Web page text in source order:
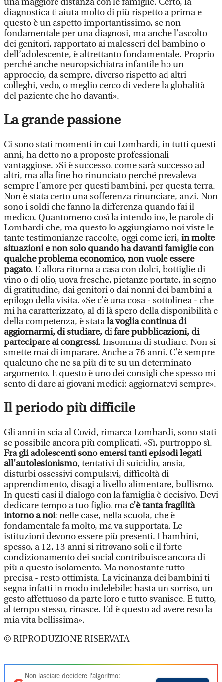
una maggiore distanza con le famiglie. Certo, la
diagnostica ti aiuta molto di più rispetto a prima e
questo è un aspetto importantissimo, se non
fondamentale per una diagnosi, ma anche l’ascolto
dei genitori, rapportato ai malesseri del bambino o
dell’adolescente, è altrettanto fondamentale. Proprio
perché anche neuropsichiatra infantile ho un
approccio, da sempre, diverso rispetto ad altri
colleghi, vedo, o meglio cerco di vedere la globalità
del paziente che ho davanti».
La grande passione
Ci sono stati momenti in cui Lombardi, in tutti questi
anni, ha detto no a proposte professionali
vantaggiose. «Si è successo, come sarà successo ad
altri, ma alla fine ho rinunciato perché prevaleva
sempre l’amore per questi bambini, per questa terra.
Non è stata certo una sofferenza rinunciare, anzi. Non
sono i soldi che fanno la differenza quando fai il
medico. Quantomeno così la intendo io», le parole di
Lombardi che, ma questo lo aggiungiamo noi viste le
tante testimonianze raccolte, oggi come ieri, in molte
situazioni e non solo quando ha davanti famiglie con
qualche problema economico, non vuole essere
pagato.E allora ritorna a casa con dolci, bottiglie di
vino o di olio, uova fresche, pietanze portate, in segno
di gratitudine, dai genitori o dai nonni dei bambini a
epilogo della visita. «Se c’è una cosa - sottolinea - che
mi ha caratterizzato, al di là spero della disponibilità e
della competenza, è statala voglia continua di
aggiornarmi, di studiare, di fare pubblicazioni, di
partecipare ai congressi. Insomma di studiare. Non si
smette mai di imparare. Anche a 76 anni. C’è sempre
qualcuno che ne sa più di te su un determinato
argomento. E questo è uno dei consigli che spesso mi
sento di dare ai giovani medici: aggiornatevi sempre».
Il periodo più difficile
Gli anni in scia al Covid, rimarca Lombardi, sono stati
se possibile ancora più complicati. «Sì, purtroppo sì.
Fra gli adolescenti sono emersi tanti episodi legati
all’autolesionismo, tentativi di suicidio, ansia,
disturbi ossessivi compulsivi, difficoltà di
apprendimento, disagi a livello alimentare, bullismo.
In questi casi il dialogo con la famiglia è decisivo. Devi
dedicare tempo a tuo figlio, mac’è tanta fragilità
intorno a noi: nelle case, nella scuola, che è
fondamentale fa molto, ma va supportata. Le
istituzioni devono essere più presenti. I bambini,
spesso, a 12, 13 anni si ritrovano soli e il forte
condizionamento dei social contribuisce ancora di
più a questo isolamento. Ma nonostante tutto -
precisa - resto ottimista. La vicinanza dei bambini ti
segna infatti in modo indelebile: basta un sorriso, un
gesto affettuoso da parte loro e tutto svanisce. E tutto,
al tempo stesso, rinasce. Ed è questo ad avere reso la
mia vita bellissima».
© RIPRODUZIONE RISERVATA
Non lasciare decidere l'algoritmo: